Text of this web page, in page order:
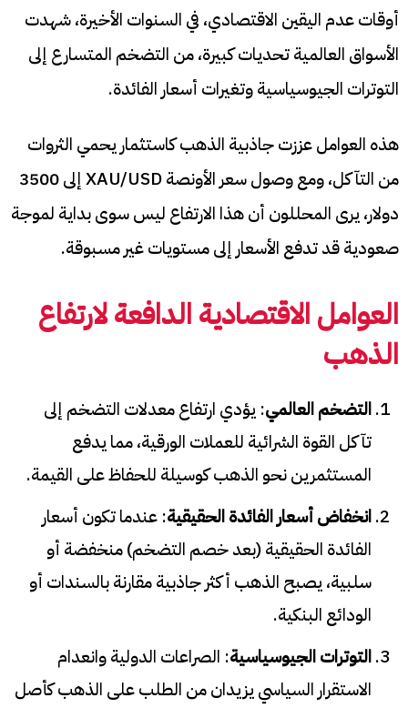
أوقات عدم اليقين الاقتصادي، في السنوات الأخيرة، شهدت
الأسواق العالمية تحديات كبيرة، من التضخم المتسارع إلى
التوترات الجيوسياسية وتغيرات أسعار الفائدة.
هذه العوامل عززت جاذبية الذهب كاستثمار يحمي الثروات
من التآكل، ومع وصول سعر الأونصة XAU/USD إلى 3500
دولار، يرى المحللون أن هذا الارتفاع ليس سوى بداية لموجة
صعودية قد تدفع الأسعار إلى مستويات غير مسبوقة.
العوامل الاقتصادية الدافعة لارتفاع
الذهب
التضخم العالمي: يؤدي ارتفاع معدلات التضخم إلى
تآكل القوة الشرائية للعملات الورقية، مما يدفع
المستثمرين نحو الذهب كوسيلة للحفاظ على القيمة.
انخفاض أسعار الفائدة الحقيقية: عندما تكون أسعار
الفائدة الحقيقية (بعد خصم التضخم) منخفضة أو
سلبية، يصبح الذهب أكثر جاذبية مقارنة بالسندات أو
الودائع البنكية.
التوترات الجيوسياسية: الصراعات الدولية وانعدام
الاستقرار السياسي يزيدان من الطلب على الذهب كأصل